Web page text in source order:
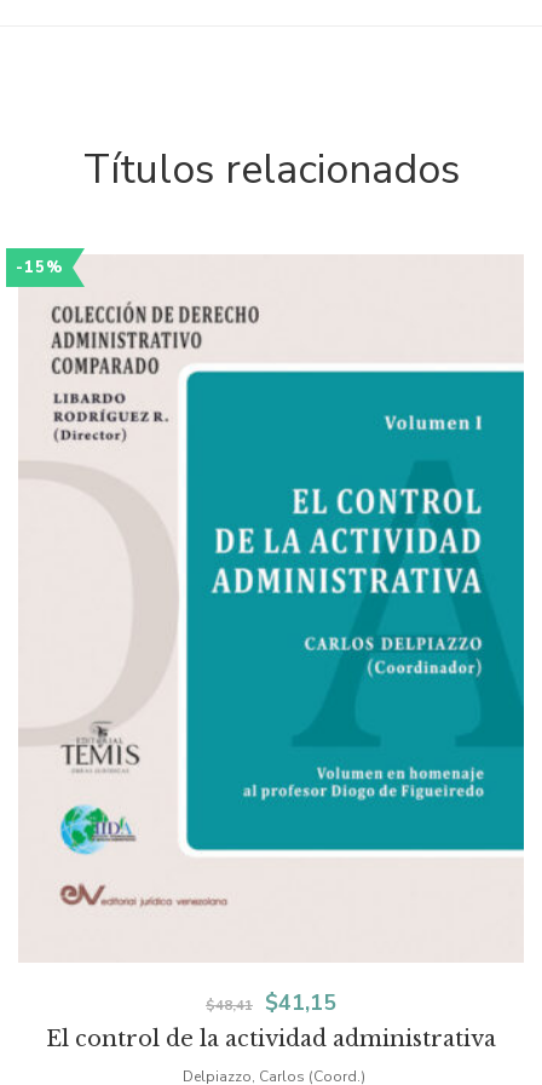
Títulos relacionados
-15%
El control de la actividad administrativa
$48,41
El
precio
$41,15El
precio
Delpiazzo, Carlos (Coord.)